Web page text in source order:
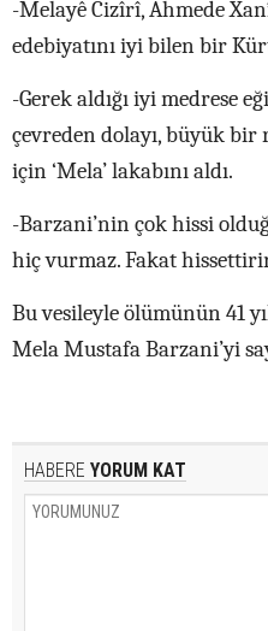
-Melayê Cizîrî, Ahmede
edebiyatını iyi bilen bir
-Gerek aldığı iyi medrese
çevreden dolayı, büyük
için ‘Mela’ lakabını aldı.
-Barzani’nin çok hissi
hiç vurmaz. Fakat
Bu vesileyle ölümünün 41
Mela Mustafa Barzani’yi
HABERE YORUM KAT